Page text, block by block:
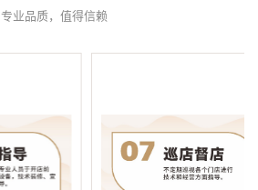
专业品质，值得信赖